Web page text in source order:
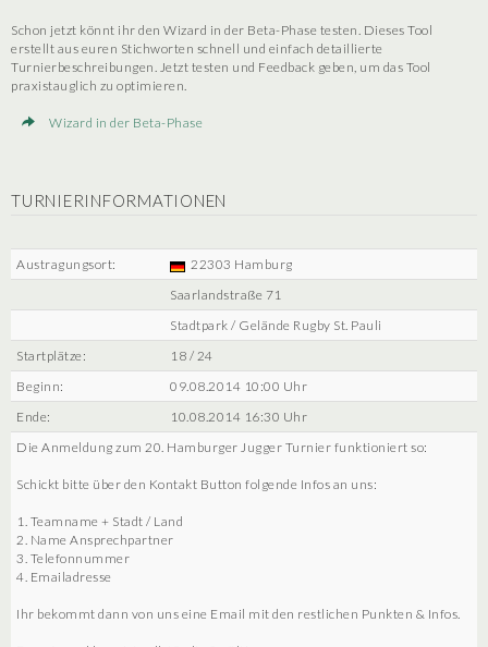
Schon jetzt könnt ihr den Wizard in der Beta-Phase testen. Dieses Tool
erstellt aus euren Stichworten schnell und einfach detaillierte
Turnierbeschreibungen. Jetzt testen und Feedback geben, um das Tool
praxistauglich zu optimieren.
Wizard in der Beta-Phase
TURNIERINFORMATIONEN
Austragungsort:
22303 Hamburg
Saarlandstraße 71
Stadtpark / Gelände Rugby St. Pauli
Startplätze:
18 / 24
Beginn:
09.08.2014 10:00 Uhr
Ende:
10.08.2014 16:30 Uhr
Die Anmeldung zum 20. Hamburger Jugger Turnier funktioniert so:
Schickt bitte über den Kontakt Button folgende Infos an uns:
1. Teamname + Stadt / Land
2. Name Ansprechpartner
3. Telefonnummer
4. Emailadresse
Ihr bekommt dann von uns eine Email mit den restlichen Punkten & Infos.